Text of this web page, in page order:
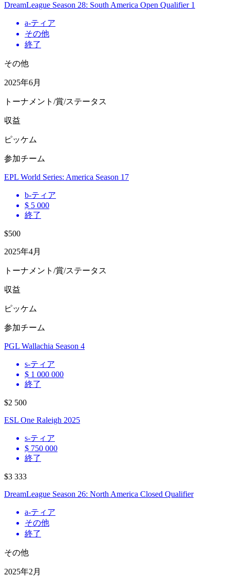
DreamLeague Season 28: South America Open Qualifier 1
a-ティア
その他
終了
その他
2025年6月
トーナメント/賞/ステータス
収益
ピッケム
参加チーム
EPL World Series: America Season 17
b-ティア
$ 5 000
終了
$500
2025年4月
トーナメント/賞/ステータス
収益
ピッケム
参加チーム
PGL Wallachia Season 4
s-ティア
$ 1 000 000
終了
$2 500
ESL One Raleigh 2025
s-ティア
$ 750 000
終了
$3 333
DreamLeague Season 26: North America Closed Qualifier
a-ティア
その他
終了
その他
2025年2月